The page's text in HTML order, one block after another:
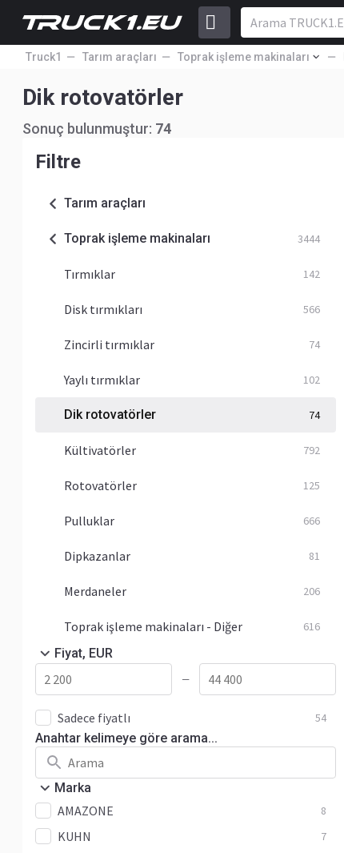
Truck1 Tarım araçları Toprak işleme makinaları
Dik rotovatörler
Sonuç bulunmuştur: 74
Filtre
Tarım araçları
Toprak işleme makinaları 3444
Tırmıklar 142
Disk tırmıkları 566
Zincirli tırmıklar 74
Yaylı tırmıklar 102
Dik rotovatörler 74
Kültivatörler 792
Rotovatörler 125
Pulluklar 666
Dipkazanlar 81
Merdaneler 206
Toprak işleme makinaları - Diğer 616
Fiyat, EUR
—
Sadece fiyatlı 54
Anahtar kelimeye göre arama...
Marka
AMAZONE 8
KUHN 7